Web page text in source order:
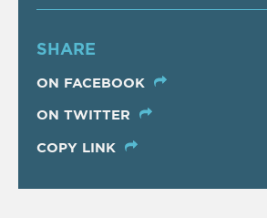
SHARE
ON FACEBOOK
ON TWITTER
COPY LINK